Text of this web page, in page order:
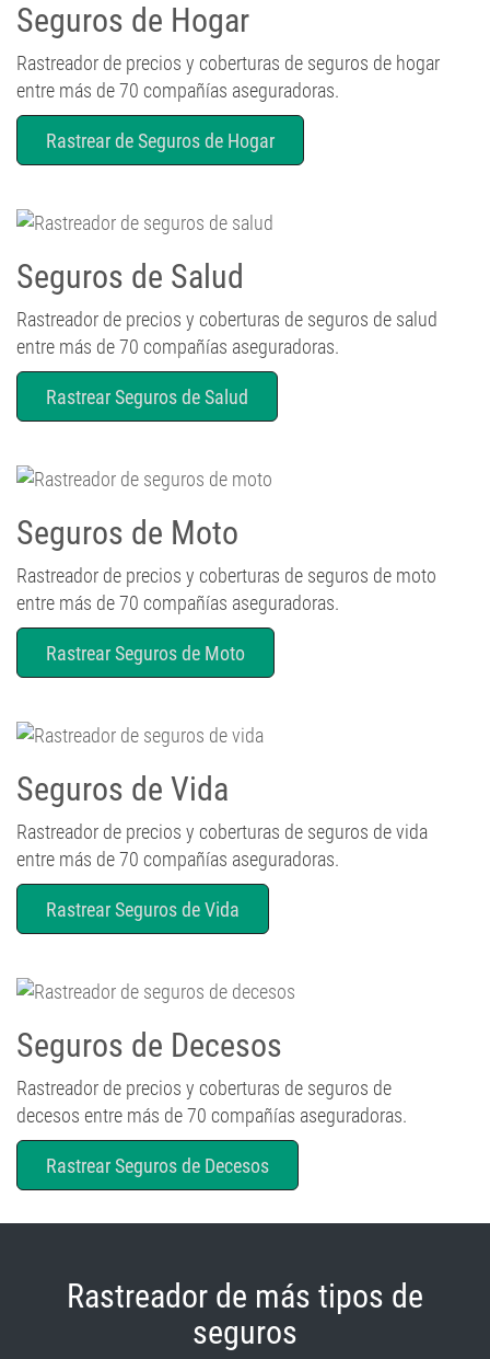
Seguros de Hogar
Rastreador de precios y coberturas de seguros de hogar
entre más de 70 compañías aseguradoras.
Rastrear de Seguros de Hogar
Seguros de Salud
Rastreador de precios y coberturas de seguros de salud
entre más de 70 compañías aseguradoras.
Rastrear Seguros de Salud
Seguros de Moto
Rastreador de precios y coberturas de seguros de moto
entre más de 70 compañías aseguradoras.
Rastrear Seguros de Moto
Seguros de Vida
Rastreador de precios y coberturas de seguros de vida
entre más de 70 compañías aseguradoras.
Rastrear Seguros de Vida
Seguros de Decesos
Rastreador de precios y coberturas de seguros de
decesos entre más de 70 compañías aseguradoras.
Rastrear Seguros de Decesos
Rastreador de más tipos de
seguros